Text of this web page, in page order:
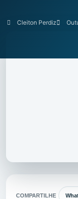
Cleiton Perdiz
COMPARTILHE